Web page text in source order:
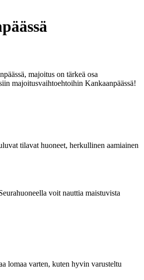
majoitus on tärkeä osa
majoitusvaihtoehtoihin Kankaanpäässä!
tilavat huoneet, herkullinen aamiainen
voit nauttia maistuvista
lomaa varten, kuten hyvin varusteltu